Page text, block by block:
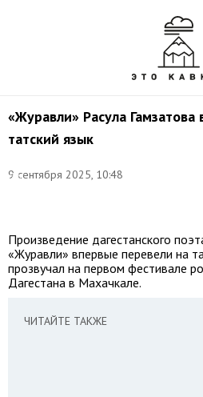
«Журавли» Расула
татский язык
9 сентября 2025, 10:48
Дик
Произведение дагестанского
«Журавли» впервые перевели на
прозвучал на первом фестивале
Дагестана в Махачкале.
ЧИТАЙТЕ ТАКЖЕ